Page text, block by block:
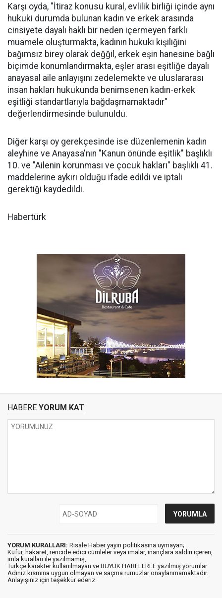
Karşı oyda, "İtiraz konusu kural, evlilik birliği içinde aynı
hukuki durumda bulunan kadın ve erkek arasında
cinsiyete dayalı haklı bir neden içermeyen farklı
muamele oluşturmakta, kadının hukuki kişiliğini
bağımsız birey olarak değğil, erkek eşin hanesine bağlı
biçimde konumlandırmakta, eşler arası eşitliğe dayalı
anayasal aile anlayışını zedelemekte ve uluslararası
insan hakları hukukunda benimsenen kadın-erkek
eşitliği standartlarıyla bağdaşmamaktadır"
değerlendirmesinde bulunuldu.
Diğer karşı oy gerekçesinde ise düzenlemenin kadın
aleyhine ve Anayasa'nın "Kanun önünde eşitlik" başlıklı
10. ve "Ailenin korunması ve çocuk hakları" başlıklı 41.
maddelerine aykırı olduğu ifade edildi ve iptali
gerektiği kaydedildi.
Habertürk
HABERE YORUM KAT
YORUM KURALLARI: Risale Haber yayın politikasına uymayan;
Küfür, hakaret, rencide edici cümleler veya imalar, inançlara saldırı içeren,
imla kuralları ile yazılmamış,
Türkçe karakter kullanılmayan ve BÜYÜK HARFLERLE yazılmış yorumlar
Adınız kısmına uygun olmayan ve saçma rumuzlar onaylanmamaktadır.
Anlayışınız için teşekkür ederiz.